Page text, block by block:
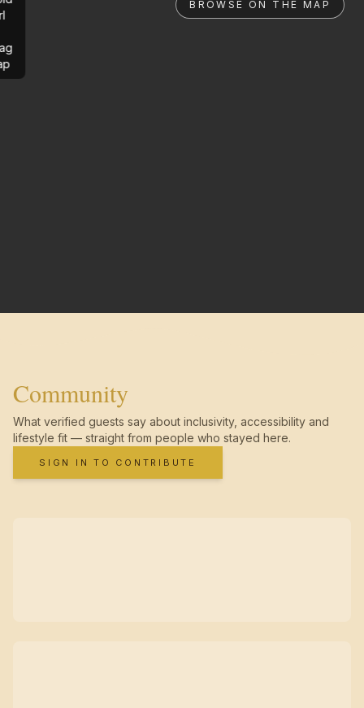
BROWSE ON THE MAP
Community
What verified guests say about inclusivity, accessibility and
lifestyle fit — straight from people who stayed here.
SIGN IN TO CONTRIBUTE